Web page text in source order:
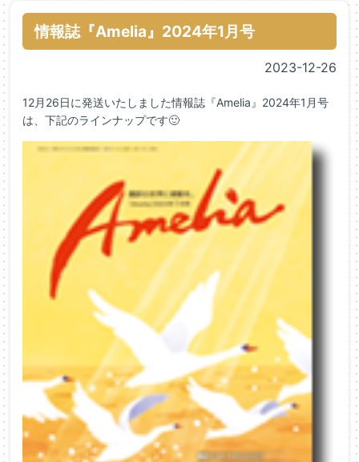
情報誌『Amelia』2024年1月号
2023-12-26
12月26日に発送いたしました情報誌『Amelia』2024年1月号
は、下記のラインナップです🙂